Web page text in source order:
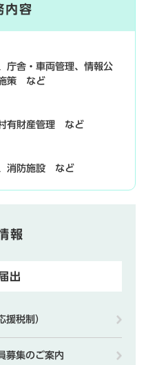
内容
庁舎・車両管理、情報公
施策 など
有財産管理 など
消防施設 など
報
出
援税制）
募集のご案内